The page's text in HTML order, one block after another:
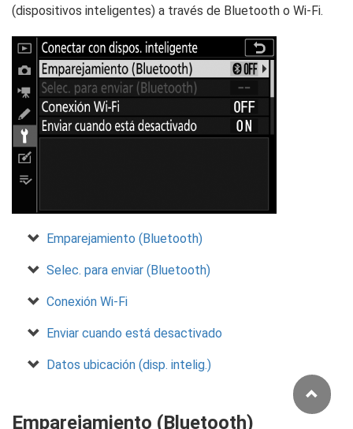
(dispositivos inteligentes) a través de Bluetooth o Wi‑Fi.
Emparejamiento (Bluetooth)
Selec. para enviar (Bluetooth)
Conexión Wi‑Fi
Enviar cuando está desactivado
Datos ubicación (disp. intelig.)
Emparejamiento (Bluetooth)